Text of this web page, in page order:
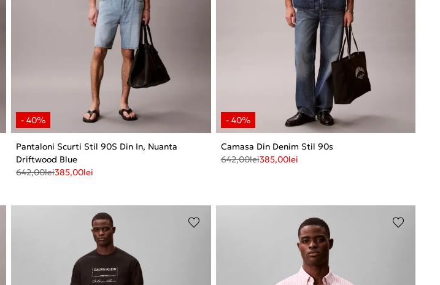
Pantaloni Scurti Stil 90S Din In, Nuanta
Driftwood Blue
642,00lei385,00lei
Camasa Din Denim Stil 90s
642,00lei385,00lei